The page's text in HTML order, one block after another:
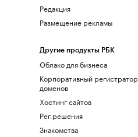
Редакция
Размещение рекламы
Другие продукты РБК
Облако для бизнеса
Корпоративный регистратор
доменов
Хостинг сайтов
Рег.решения
Знакомства